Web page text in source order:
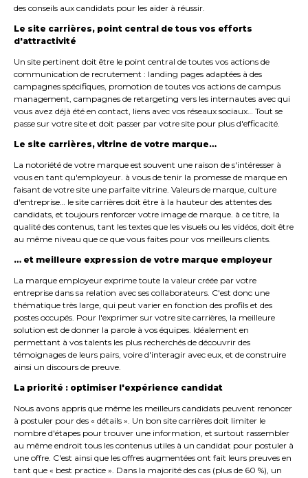
des conseils aux candidats pour les aider à réussir.
Le site carrières, point central de tous vos efforts
d'attractivité
Un site pertinent doit être le point central de toutes vos actions de
communication de recrutement : landing pages adaptées à des
campagnes spécifiques, promotion de toutes vos actions de campus
management, campagnes de retargeting vers les internautes avec qui
vous avez déjà été en contact, liens avec vos réseaux sociaux… Tout se
passe sur votre site et doit passer par votre site pour plus d'efficacité.
Le site carrières, vitrine de votre marque…
La notoriété de votre marque est souvent une raison de s'intéresser à
vous en tant qu'employeur. à vous de tenir la promesse de marque en
faisant de votre site une parfaite vitrine. Valeurs de marque, culture
d'entreprise… le site carrières doit être à la hauteur des attentes des
candidats, et toujours renforcer votre image de marque. à ce titre, la
qualité des contenus, tant les textes que les visuels ou les vidéos, doit être
au même niveau que ce que vous faites pour vos meilleurs clients.
… et meilleure expression de votre marque employeur
La marque employeur exprime toute la valeur créée par votre
entreprise dans sa relation avec ses collaborateurs. C'est donc une
thématique très large, qui peut varier en fonction des profils et des
postes occupés. Pour l'exprimer sur votre site carrières, la meilleure
solution est de donner la parole à vos équipes. Idéalement en
permettant à vos talents les plus recherchés de découvrir des
témoignages de leurs pairs, voire d'interagir avec eux, et de construire
ainsi un discours de preuve.
La priorité : optimiser l'expérience candidat
Nous avons appris que même les meilleurs candidats peuvent renoncer
à postuler pour des « détails ». Un bon site carrières doit limiter le
nombre d'étapes pour trouver une information, et surtout rassembler
au même endroit tous les contenus utiles à un candidat pour postuler à
une offre. C'est ainsi que les offres augmentées ont fait leurs preuves en
tant que « best practice ». Dans la majorité des cas (plus de 60 %), un